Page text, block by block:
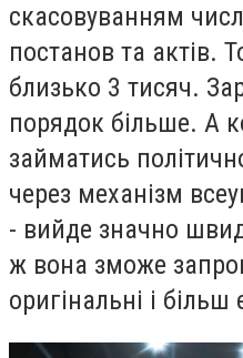
скасовуванням
постанов та актів.
близько 3 тисяч.
порядок більше. А
займатись
через механізм
- вийде значно
ж вона зможе
оригінальні і